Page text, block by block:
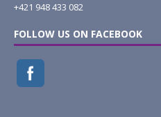
+421 948 433 082
FOLLOW US ON FACEBOOK